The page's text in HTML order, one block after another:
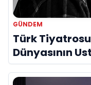
GÜNDEM
Türk
Dünyasının
Hayatını